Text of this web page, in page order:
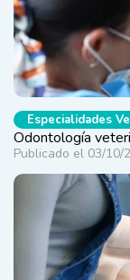
Especialidades
Odontología
Publicado el 03/10/